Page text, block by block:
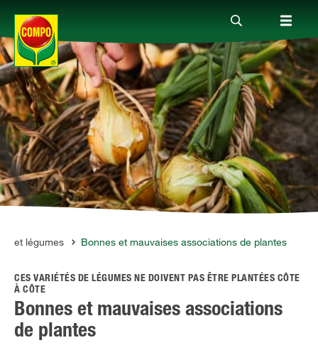
Produits
Conseil
Thèmes
Service
Qui sommes-nous?
FR NL
et légumes Bonnes et mauvaises associations de plantes
CES VARIÉTÉS DE LÉGUMES NE DOIVENT PAS ÊTRE PLANTÉES CÔTE
À CÔTE
Bonnes et mauvaises associations
de plantes